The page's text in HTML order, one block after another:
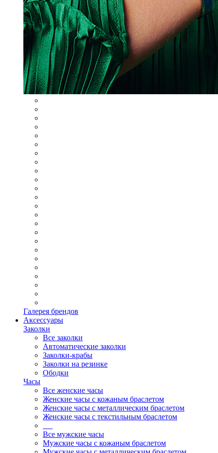
Галерея брендов
Аксессуары
Заколки
Все заколки
Автоматические заколки
Заколки-крабы
Заколки на резинке
Ободки
Часы
Все женские часы
Женские часы с кожаным браслетом
Женские часы с металлическим браслетом
Женские часы с текстильным браслетом
Все мужские часы
Мужские часы с кожаным браслетом